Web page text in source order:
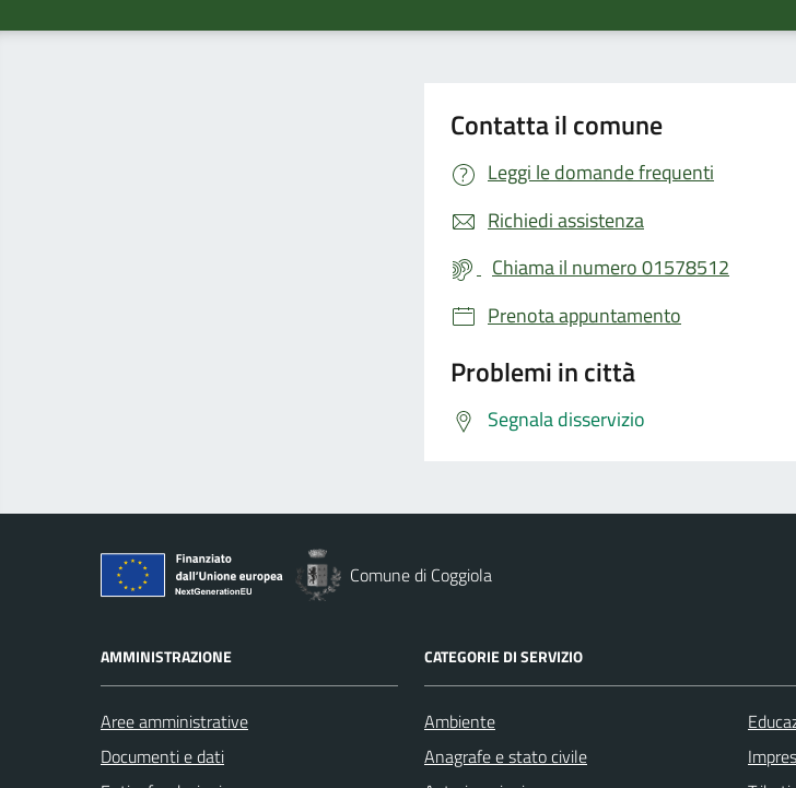
Contatta il comune
Leggi le domande frequenti
Richiedi assistenza
Chiama il numero 01578512
Prenota appuntamento
Problemi in città
Segnala disservizio
Comune di Coggiola
AMMINISTRAZIONE
Aree amministrative
Documenti e dati
CATEGORIE DI SERVIZIO
Ambiente
Anagrafe e stato civile